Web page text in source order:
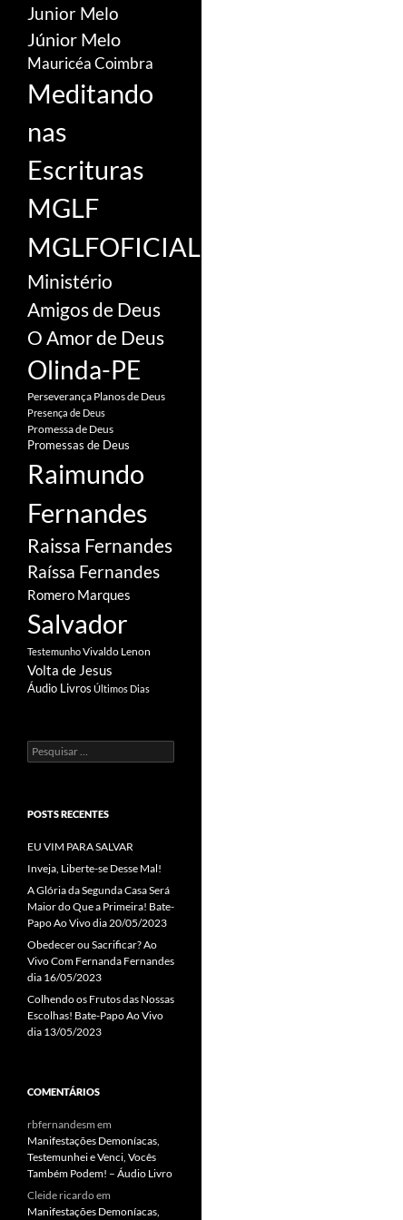
Junior Melo
Júnior Melo
Mauricéa Coimbra
Meditando
nas
Escrituras
MGLF
MGLFOFICIAL
Ministério
Amigos de Deus
O Amor de Deus
Olinda-PE
Perseverança Planos de Deus
Presença de Deus
Promessa de Deus
Promessas de Deus
Raimundo
Fernandes
Raissa Fernandes
Raíssa Fernandes
Romero Marques
Salvador
TestemunhoVivaldo Lenon
Volta de Jesus
Áudio Livros Últimos Dias
Pesquisar
por:
POSTS RECENTES
EU VIM PARA SALVAR
Inveja, Liberte-se Desse Mal!
A Glória da Segunda Casa Será
Maior do Que a Primeira! Bate-
Papo Ao Vivo dia 20/05/2023
Obedecer ou Sacrificar? Ao
Vivo Com Fernanda Fernandes
dia 16/05/2023
Colhendo os Frutos das Nossas
Escolhas! Bate-Papo Ao Vivo
dia 13/05/2023
COMENTÁRIOS
rbfernandesm em
Manifestações Demoníacas,
Testemunhei e Venci, Vocês
Também Podem! – Áudio Livro
Cleide ricardoem
Manifestações Demoníacas,